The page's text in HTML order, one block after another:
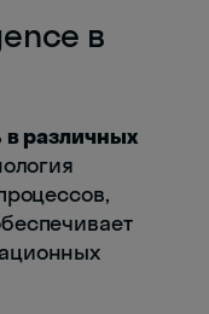
в
в различных